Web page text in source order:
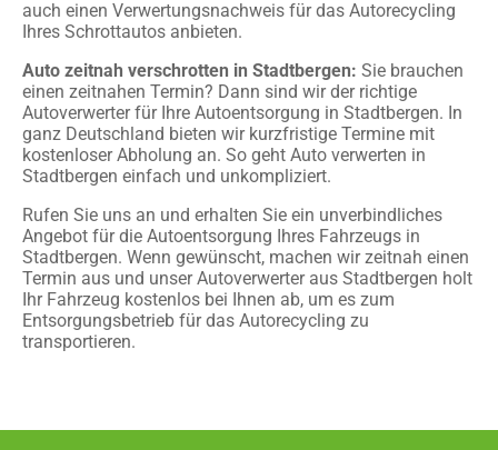
auch einen Verwertungsnachweis für das Autorecycling
Ihres Schrottautos anbieten.
Auto zeitnah verschrotten in Stadtbergen: Sie brauchen
einen zeitnahen Termin? Dann sind wir der richtige
Autoverwerter für Ihre Autoentsorgung in Stadtbergen. In
ganz Deutschland bieten wir kurzfristige Termine mit
kostenloser Abholung an. So geht Auto verwerten in
Stadtbergen einfach und unkompliziert.
Rufen Sie uns an und erhalten Sie ein unverbindliches
Angebot für die Autoentsorgung Ihres Fahrzeugs in
Stadtbergen. Wenn gewünscht, machen wir zeitnah einen
Termin aus und unser Autoverwerter aus Stadtbergen holt
Ihr Fahrzeug kostenlos bei Ihnen ab, um es zum
Entsorgungsbetrieb für das Autorecycling zu
transportieren.